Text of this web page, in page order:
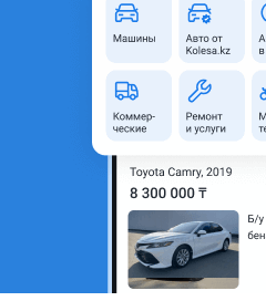
Б/у купе бензин
Петропавловск
1
Chevrolet Spark
143 303₸ x60